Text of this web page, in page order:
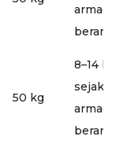
armada
50 kg
8–14 hari
sejak
armada